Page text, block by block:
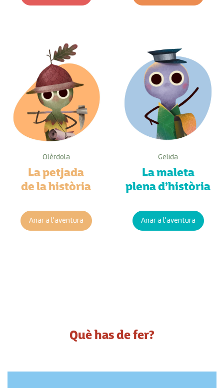
Olèrdola
La petjada
de la història
Anar a l'aventura
Gelida
La maleta
plena d’història
Anar a l'aventura
Què has de fer?